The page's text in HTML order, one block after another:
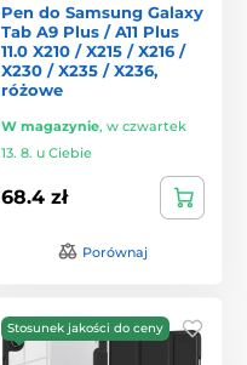
Pen do Samsung Galaxy
Tab A9 Plus / A11 Plus
11.0 X210 / X215 / X216 /
X230 / X235 / X236,
różowe
W magazynie, w czwartek
13. 8. u Ciebie
68.4 zł
Porównaj
Stosunek jakości do ceny